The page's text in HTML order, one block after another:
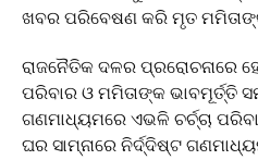
ଖବର ପରିବେଷଣ କରି ମୃତ
ରାଜନୈତିକ ଦଳର ପ୍ରରୋଚନାରେ
ପରିବାର ଓ ମମିତାଙ୍କ ଭାବମୂର୍ତ୍ତି
ଗଣମାଧ୍ୟମରେ ଏଭଳି ଚର୍ଚ୍ଚା
ଘର ସାମ୍ନାରେ ନିର୍ଦ୍ଦିଷ୍ଟ